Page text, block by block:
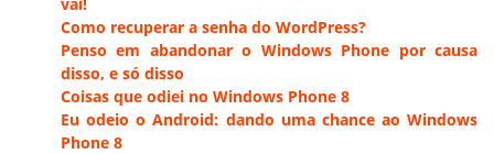
Como recuperar a senha do WordPress?
Penso em abandonar o Windows Phone por causa
disso, e só disso
Coisas que odiei no Windows Phone 8
Eu odeio o Android: dando uma chance ao Windows
Phone 8